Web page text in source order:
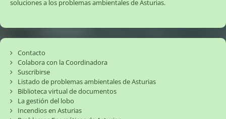
soluciones a los problemas ambientales de Asturias.
Contacto
Colabora con la Coordinadora
Suscribirse
Listado de problemas ambientales de Asturias
Biblioteca virtual de documentos
La gestión del lobo
Incendios en Asturias